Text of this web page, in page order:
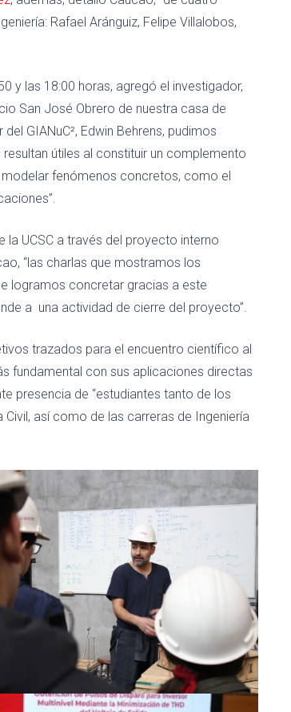
Rafael Aránguiz, Felipe Villalobos,
y las 18:00 horas, agregó el investigador,
San José Obrero de nuestra casa de
GIANuC², Edwin Behrens, pudimos
útiles al constituir un complemento
fenómenos concretos, como el
UCSC a través del proyecto interno
“las charlas que mostramos los
logramos concretar gracias a este
a una actividad de cierre del proyecto”.
trazados para el encuentro científico al
fundamental con sus aplicaciones directas
presencia de “estudiantes tanto de los
así como de las carreras de Ingeniería